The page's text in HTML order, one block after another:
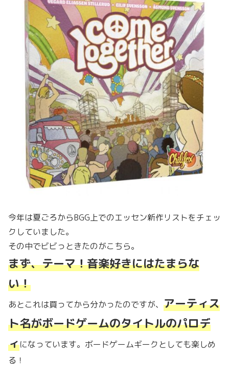
今年は夏ごろからBGG上でのエッセン新作リストをチェッ
クしていました。
その中でビビっときたのがこちら。
まず、テーマ！音楽好きにはたまらな
い！
あとこれは買ってから分かったのですが、 アーティス
ト名がボードゲームのタイトルのパロデ
ィになっています。ボードゲームギークとしても楽しめ
る！